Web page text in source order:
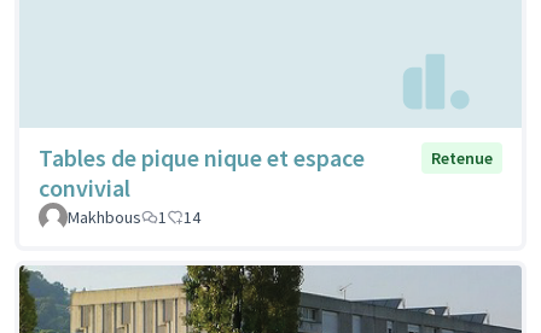
Tables de pique nique et espace
convivial
Retenue
Makhbous 1 14